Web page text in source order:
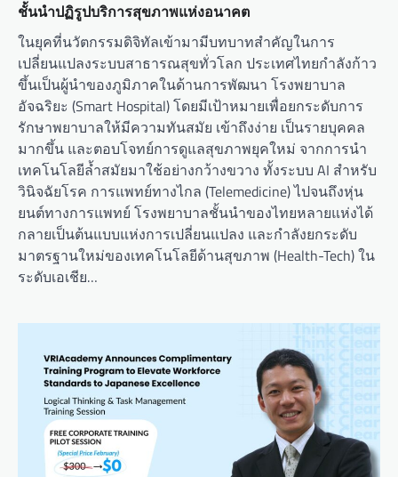
ชั้นนำปฏิรูปบริการสุขภาพแห่งอนาคต
ในยุคที่นวัตกรรมดิจิทัลเข้ามามีบทบาทสำคัญในการ
เปลี่ยนแปลงระบบสาธารณสุขทั่วโลก ประเทศไทยกำลังก้าว
ขึ้นเป็นผู้นำของภูมิภาคในด้านการพัฒนา โรงพยาบาล
อัจฉริยะ (Smart Hospital) โดยมีเป้าหมายเพื่อยกระดับการ
รักษาพยาบาลให้มีความทันสมัย เข้าถึงง่าย เป็นรายบุคคล
มากขึ้น และตอบโจทย์การดูแลสุขภาพยุคใหม่ จากการนำ
เทคโนโลยีล้ำสมัยมาใช้อย่างกว้างขวาง ทั้งระบบ AI สำหรับ
วินิจฉัยโรค การแพทย์ทางไกล (Telemedicine) ไปจนถึงหุ่น
ยนต์ทางการแพทย์ โรงพยาบาลชั้นนำของไทยหลายแห่งได้
กลายเป็นต้นแบบแห่งการเปลี่ยนแปลง และกำลังยกระดับ
มาตรฐานใหม่ของเทคโนโลยีด้านสุขภาพ (Health-Tech) ใน
ระดับเอเชีย…